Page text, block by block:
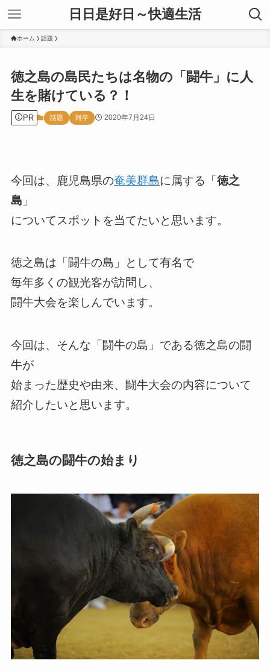
日日是好日～快適生活
ホーム 話題
徳之島の島民たちは名物の「闘牛」に人
生を賭けている？！
PR 話題 雑学 2020年7月24日
今回は、鹿児島県の奄美群島に属する「徳之
島 」
についてスポットを当てたいと思います。
徳之島は「闘牛の島」として有名で
毎年多くの観光客が訪問し、
闘牛大会を楽しんでいます。
今回は、そんな「闘牛の島」である徳之島の闘
牛が
始まった歴史や由来、闘牛大会の内容について
紹介したいと思います。
徳之島の闘牛の始まり